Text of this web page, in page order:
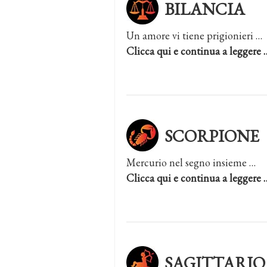
BILANCIA
Un amore vi tiene prigionieri …
Clicca qui e continua a leggere
SCORPIONE
Mercurio nel segno insieme …
Clicca qui e continua a leggere